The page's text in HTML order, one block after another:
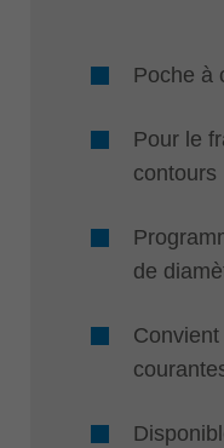
Poche à
Pour le
contours
de